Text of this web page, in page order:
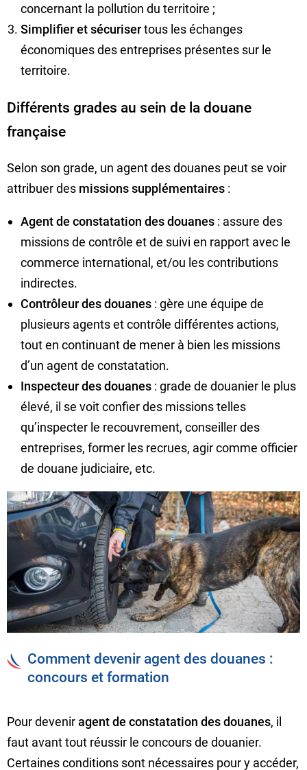
concernant la pollution du territoire ;
Simplifier et sécurisertous les échanges
économiques des entreprises présentes sur le
territoire.
Différents grades au sein de la douane
française
Selon son grade, un agent des douanes peut se voir
attribuer des missions supplémentaires :
Agent de constatation des douanes : assure des
missions de contrôle et de suivi en rapport avec le
commerce international, et/ou les contributions
indirectes.
Contrôleur des douanes : gère une équipe de
plusieurs agents et contrôle différentes actions,
tout en continuant de mener à bien les missions
d’un agent de constatation.
Inspecteur des douanes : grade de douanier le plus
élevé, il se voit confier des missions telles
qu’inspecter le recouvrement, conseiller des
entreprises, former les recrues, agir comme officier
de douane judiciaire, etc.
Comment devenir agent des douanes :
concours et formation
Pour deveniragent de constatation des douanes, il
faut avant tout réussir le concours de douanier.
Certaines conditions sont nécessaires pour y accéder,